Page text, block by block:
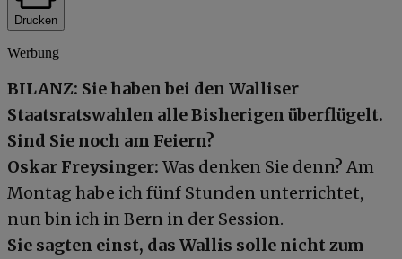
Drucken
Werbung
BILANZ: Sie haben bei den Walliser
Staatsratswahlen alle Bisherigen überflügelt.
Sind Sie noch am Feiern?
Oskar Freysinger: Was denken Sie denn? Am
Montag habe ich fünf Stunden unterrichtet,
nun bin ich in Bern in der Session.
Sie sagten einst, das Wallis solle nicht zum